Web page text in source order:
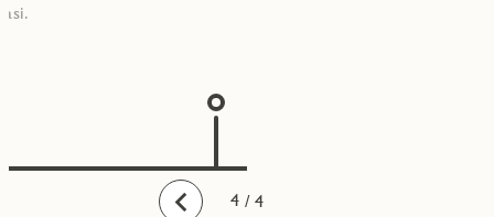
Taaksepäin
1
2
3
4 / 4